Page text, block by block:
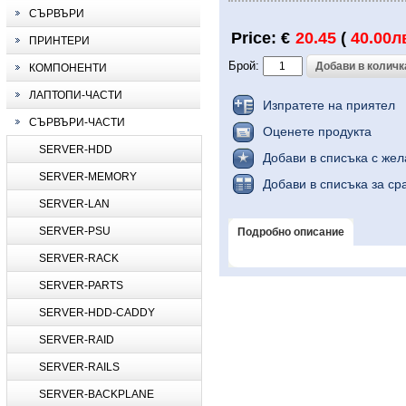
СЪРВЪРИ
ПРИНТЕРИ
КОМПОНЕНТИ
ЛАПТОПИ-ЧАСТИ
СЪРВЪРИ-ЧАСТИ
SERVER-HDD
SERVER-MEMORY
SERVER-LAN
SERVER-PSU
SERVER-RACK
SERVER-PARTS
SERVER-HDD-CADDY
SERVER-RAID
SERVER-RAILS
SERVER-BACKPLANE
Price: € 20.45(
Брой:
Изпратете на приятел
Оценете продукта
Добави в списъка с
Добави в списъка за
Подробно описание